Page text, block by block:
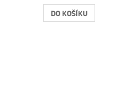
DO KOŠÍKU